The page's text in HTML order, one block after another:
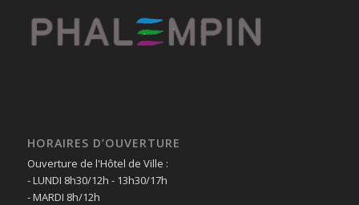
HORAIRES D’OUVERTURE
Ouverture de l'Hôtel de Ville :
- LUNDI 8h30/12h - 13h30/17h
- MARDI 8h/12h